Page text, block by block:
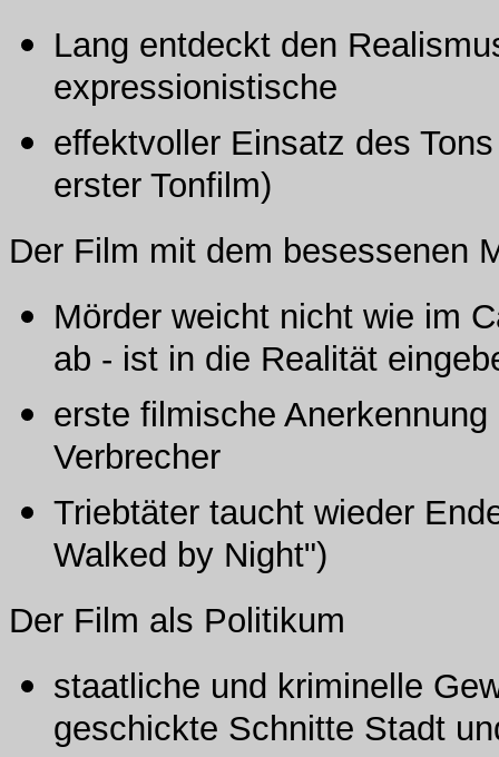
Lang entdeckt den
expressionistische
effektvoller Einsatz des
erster Tonfilm)
Der Film mit dem besessenen
Mörder weicht nicht wie im
ab - ist in die Realität
erste filmische
Verbrecher
Triebtäter taucht wieder
Walked by Night")
Der Film als Politikum
staatliche und kriminelle
geschickte Schnitte Stadt